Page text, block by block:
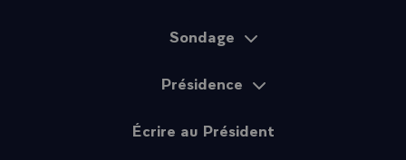
Sondage
Présidence
Écrire au Président